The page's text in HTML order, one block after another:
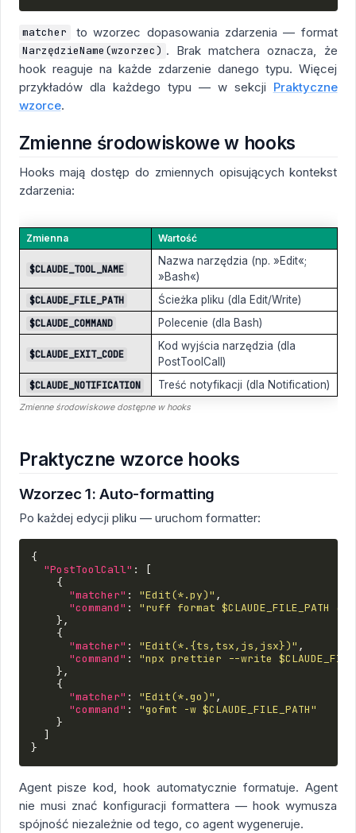
matcher to wzorzec dopasowania zdarzenia — format
NarzędzieName(wzorzec) . Brak matchera oznacza, że
hook reaguje na każde zdarzenie danego typu. Więcej
przykładów dla każdego typu — w sekcji Praktyczne
wzorce.
Zmienne środowiskowe w hooks
Hooks mają dostęp do zmiennych opisujących kontekst
zdarzenia:
Zmienne środowiskowe dostępne w hooks
Zmienna Wartość
$CLAUDE_TOOL_NAME
Nazwa narzędzia (np. »Edit«;
»Bash«)
$CLAUDE_FILE_PATH
Ścieżka pliku (dla Edit/Write)
$CLAUDE_COMMAND
Polecenie (dla Bash)
$CLAUDE_EXIT_CODE
Kod wyjścia narzędzia (dla
PostToolCall)
$CLAUDE_NOTIFICATION
Treść notyfikacji (dla Notification)
Praktyczne wzorce hooks
Wzorzec 1: Auto-formatting
Po każdej edycji pliku — uruchom formatter:
{
"PostToolCall" :
[
{
"matcher" : "Edit(*.py)" ,
"command" :
"ruff format $CLAUDE_FILE_PATH
},
{
"matcher" : "Edit(*.{ts,tsx,js,jsx})" ,
"command" :
"npx prettier --write
},
{
"matcher" : "Edit(*.go)" ,
"command" :
"gofmt -w $CLAUDE_FILE_PATH"
}
]
}
Agent pisze kod, hook automatycznie formatuje. Agent
nie musi znać konfiguracji formattera — hook wymusza
spójność niezależnie od tego, co agent wygeneruje.